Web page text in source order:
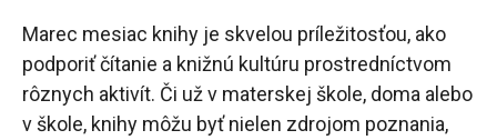
Marec mesiac knihy je skvelou príležitosťou, ako
podporiť čítanie a knižnú kultúru prostredníctvom
rôznych aktivít. Či už v materskej škole, doma alebo
v škole, knihy môžu byť nielen zdrojom poznania,